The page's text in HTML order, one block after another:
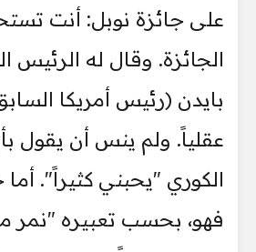
على جائزة نوبل: أنت
الجائزة. وقال له الرئيس
بايدن (رئيس أمريكا
عقلياً. ولم ينس أن يقول
الكوري "يحبني كثيراً". أما
فهو، بحسب تعبيره "نمر